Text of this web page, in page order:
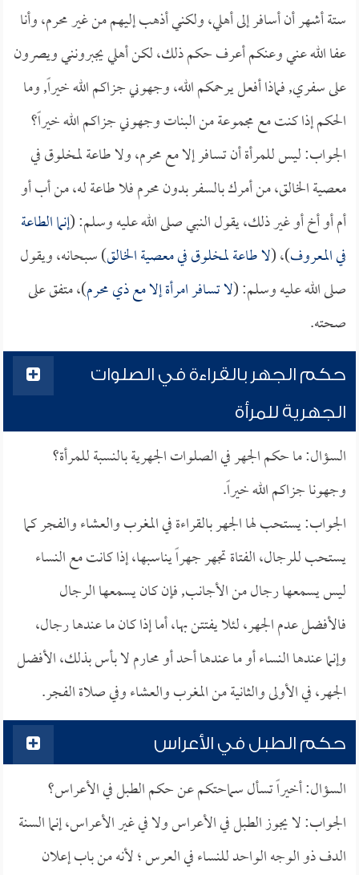
ستة أشهر أن أسافر إلى أهلي، ولكني أذهب إليهم من غير محرم، وأنا
عفا الله عني وعنكم أعرف حكم ذلك، لكن أهلي يجبرونني ويصرون
على سفري, فماذا أفعل يرحمكم الله، وجهوني جزاكم الله خيراً, وما
الحكم إذا كنت مع مجموعة من البنات وجهوني جزاكم الله خيراً؟
الجواب: ليس للمرأة أن تسافر إلا مع محرم، ولا طاعة لمخلوق في
معصية الخالق، من أمرك بالسفر بدون محرم فلا طاعة له، من أب أو
أم أو أخ أو غير ذلك، يقول النبي صلى الله عليه وسلم: (إنما الطاعة
في المعروف)، (لا طاعة لمخلوق في معصية الخالق) سبحانه، ويقول
صلى الله عليه وسلم: (لا تسافر امرأة إلا مع ذي محرم)، متفق على
صحته.
حكم الجهر بالقراءة في الصلوات
الجهرية للمرأة
السؤال: ما حكم الجهر في الصلوات الجهرية بالنسبة للمرأة؟
وجهونا جزاكم الله خيراً.
الجواب: يستحب لها الجهر بالقراءة في المغرب والعشاء والفجر كما
يستحب للرجال، الفتاة تجهر جهراً يناسبها، إذا كانت مع النساء
ليس يسمعها رجال من الأجانب, فإن كان يسمعها الرجال
فالأفضل عدم الجهر، لئلا يفتتن بها، أما إذا كان ما عندها رجال،
وإنما عندها النساء أو ما عندها أحد أو محارم لا بأس بذلك، الأفضل
الجهر، في الأولى والثانية من المغرب والعشاء وفي صلاة الفجر.
حكم الطبل في الأعراس
السؤال: أخيراً تسأل سماحتكم عن حكم الطبل في الأعراس؟
الجواب: لا يجوز الطبل في الأعراس ولا في غير الأعراس، إنما السنة
الدف ذو الوجه الواحد للنساء في العرس ؛ لأنه من باب إعلان